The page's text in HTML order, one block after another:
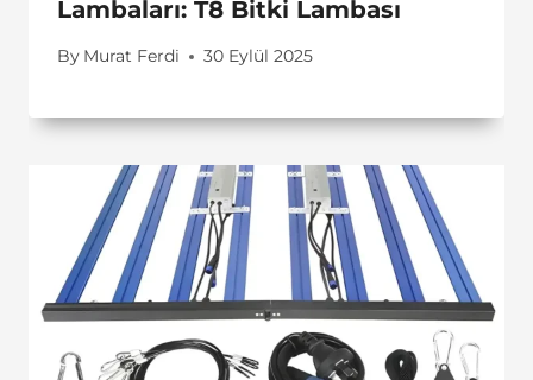
Lambaları: T8 Bitki Lambası
By Murat Ferdi 30 Eylül 2025